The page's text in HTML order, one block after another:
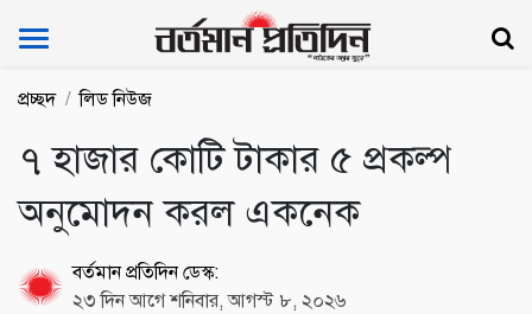
Bartoman Protidin
প্রচ্ছদ লিড নিউজ
৭ হাজার কোটি টাকার ৫ প্রকল্প
অনুমোদন করল একনেক
বর্তমান প্রতিদিন ডেস্ক:
২৩ দিন আগে শনিবার, আগস্ট ৮, ২০২৬